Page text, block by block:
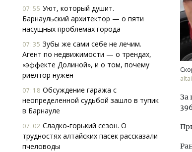
07:55 Уют, который душит.
Барнаульский архитектор — о пяти
насущных проблемах города
07:35 Зубы же сами себе не лечим.
Агент по недвижимости — о трендах,
«эффекте Долиной», и о том, почему
риелтор нужен
07:18 Обсуждение гаража с
неопределенной судьбой зашло в тупик
в Барнауле
07:02 Сладко-горький сезон. О
трудностях алтайских пасек рассказали
пчеловоды
За